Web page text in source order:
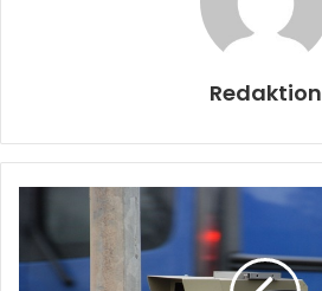
Redaktion